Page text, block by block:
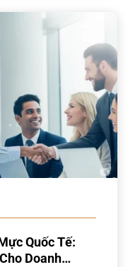
Quốc Tế:
Doanh